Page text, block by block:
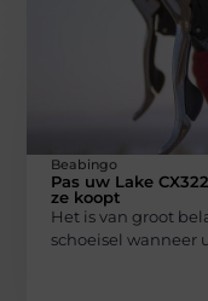
Beabingo
Pas uw Lake
ze koopt
Het is van groot
schoeisel wanneer